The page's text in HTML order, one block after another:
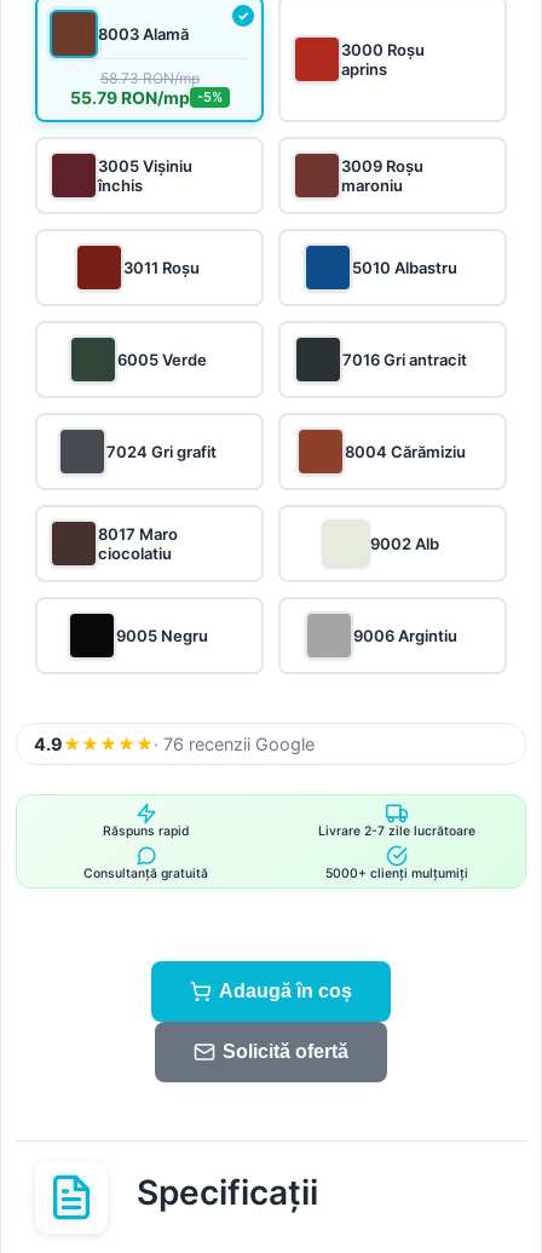
8003 Alamă
58.73 RON/mp
55.79 RON/mp -5%
3000 Roșu
aprins
3005 Vișiniu
închis
3009 Roșu
maroniu
3011 Roșu 5010 Albastru
6005 Verde 7016 Gri antracit
7024 Gri grafit 8004 Cărămiziu
8017 Maro
ciocolatiu
9002 Alb
9005 Negru 9006 Argintiu
4.9★★★★★· 76 recenzii Google
Răspuns rapid Livrare 2-7 zile lucrătoare
Consultanță gratuită 5000+ clienți mulțumiți
Adaugă în coș
Solicită ofertă
Specificații